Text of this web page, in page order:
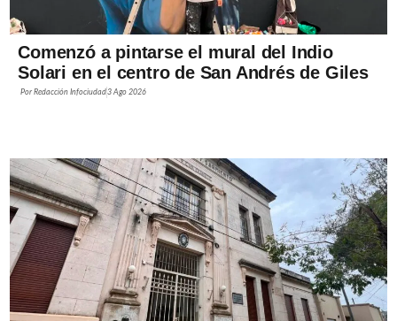
Comenzó a pintarse el mural del Indio
Solari en el centro de San Andrés de Giles
PorRedacción Infociudad3 Ago 2026